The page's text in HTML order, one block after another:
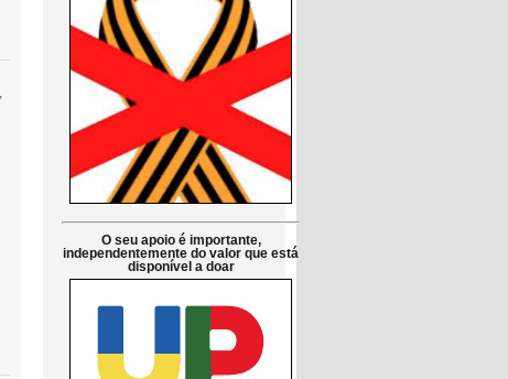
O seu apoio é importante,
independentemente do valor que está
disponível a doar